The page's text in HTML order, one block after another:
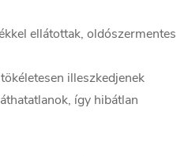
ellátottak, oldószermentes
illeszkedjenek
így hibátlan